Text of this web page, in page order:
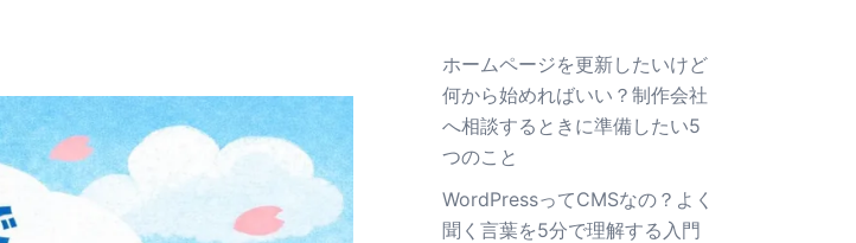
ホームページを更新したいけど
何から始めればいい？制作会社
へ相談するときに準備したい5
つのこと
WordPressってCMSなの？よく
聞く言葉を5分で理解する入門